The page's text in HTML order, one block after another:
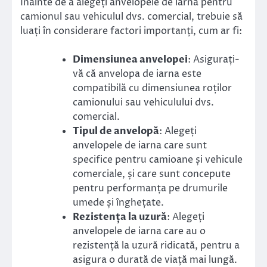
camionul sau vehiculul dvs. comercial, trebuie să
luați în considerare factori importanți, cum ar fi:
Dimensiunea anvelopei: Asigurați-
vă că anvelopa de iarna este
compatibilă cu dimensiunea roților
camionului sau vehiculului dvs.
comercial.
Tipul de anvelopă: Alegeți
anvelopele de iarna care sunt
specifice pentru camioane și vehicule
comerciale, și care sunt concepute
pentru performanța pe drumurile
umede și înghețate.
Rezistența la uzură: Alegeți
anvelopele de iarna care au o
rezistență la uzură ridicată, pentru a
asigura o durată de viață mai lungă.